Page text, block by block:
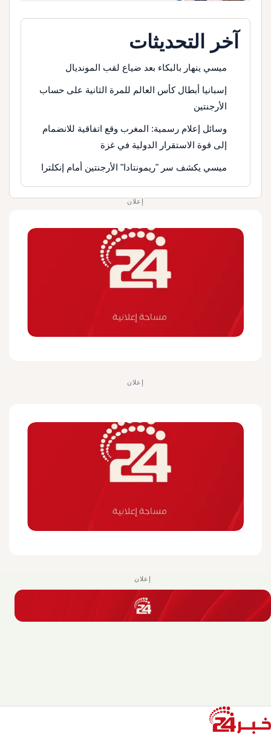
آخر التحديثات
ميسي ينهار بالبكاء بعد ضياع لقب المونديال
إسبانيا أبطال كأس العالم للمرة الثانية على حساب
الأرجنتين
وسائل إعلام رسمية: المغرب وقع اتفاقية للانضمام
إلى قوة الاستقرار الدولية في غزة
ميسي يكشف سر "ريمونتادا" الأرجنتين أمام إنكلترا
إعلان
إعلان
إعلان